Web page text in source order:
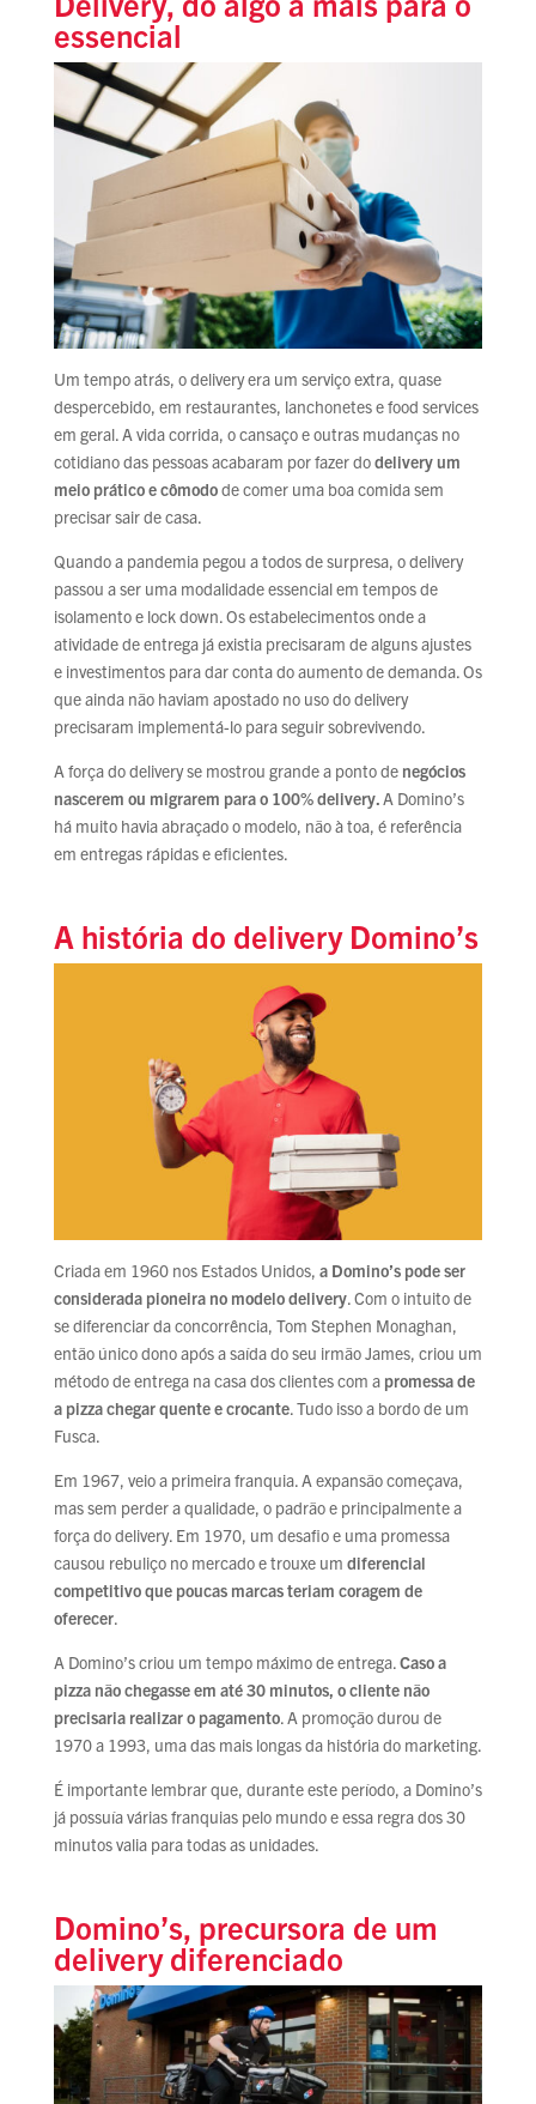
essencial
Um tempo atrás, o delivery era um serviço extra, quase
despercebido, em restaurantes, lanchonetes e food services
em geral. A vida corrida, o cansaço e outras mudanças no
cotidiano das pessoas acabaram por fazer dodelivery um
meio prático e cômodode comer uma boa comida sem
precisar sair de casa.
Quando a pandemia pegou a todos de surpresa, o delivery
passou a ser uma modalidade essencial em tempos de
isolamento e lock down. Os estabelecimentos onde a
atividade de entrega já existia precisaram de alguns ajustes
e investimentos para dar conta do aumento de demanda. Os
que ainda não haviam apostado no uso do delivery
precisaram implementá-lo para seguir sobrevivendo.
A força do delivery se mostrou grande a ponto de negócios
nascerem ou migrarem para o 100% delivery.A Domino’s
há muito havia abraçado o modelo, não à toa, é referência
em entregas rápidas e eficientes.
A história do delivery Domino’s
Criada em 1960 nos Estados Unidos, a Domino’s pode ser
considerada pioneira no modelo delivery. Com o intuito de
se diferenciar da concorrência, Tom Stephen Monaghan,
então único dono após a saída do seu irmão James, criou um
método de entrega na casa dos clientes com a promessa de
a pizza chegar quente e crocante. Tudo isso a bordo de um
Fusca.
Em 1967, veio a primeira franquia. A expansão começava,
mas sem perder a qualidade, o padrão e principalmente a
força do delivery. Em 1970, um desafio e uma promessa
causou rebuliço no mercado e trouxe um diferencial
competitivo que poucas marcas teriam coragem de
oferecer.
A Domino’s criou um tempo máximo de entrega.Caso a
pizza não chegasse em até 30 minutos, o cliente não
precisaria realizar o pagamento. A promoção durou de
1970 a 1993, uma das mais longas da história do marketing.
É importante lembrar que, durante este período, a Domino’s
já possuía várias franquias pelo mundo e essa regra dos 30
minutos valia para todas as unidades.
Domino’s, precursora de um
delivery diferenciado